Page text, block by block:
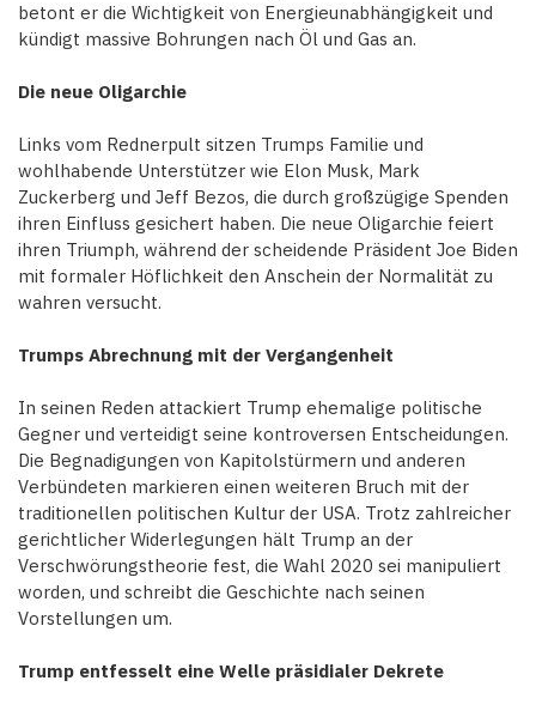
betont er die Wichtigkeit von Energieunabhängigkeit und
kündigt massive Bohrungen nach Öl und Gas an.
Die neue Oligarchie
Links vom Rednerpult sitzen Trumps Familie und
wohlhabende Unterstützer wie Elon Musk, Mark
Zuckerberg und Jeff Bezos, die durch großzügige Spenden
ihren Einfluss gesichert haben. Die neue Oligarchie feiert
ihren Triumph, während der scheidende Präsident Joe Biden
mit formaler Höflichkeit den Anschein der Normalität zu
wahren versucht.
Trumps Abrechnung mit der Vergangenheit
In seinen Reden attackiert Trump ehemalige politische
Gegner und verteidigt seine kontroversen Entscheidungen.
Die Begnadigungen von Kapitolstürmern und anderen
Verbündeten markieren einen weiteren Bruch mit der
traditionellen politischen Kultur der USA. Trotz zahlreicher
gerichtlicher Widerlegungen hält Trump an der
Verschwörungstheorie fest, die Wahl 2020 sei manipuliert
worden, und schreibt die Geschichte nach seinen
Vorstellungen um.
Trump entfesselt eine Welle präsidialer Dekrete